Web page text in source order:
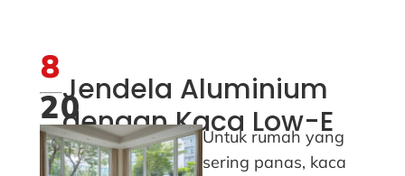
8
20Jendela Aluminium
dengan Kaca Low-E
Untuk rumah yang
sering panas, kaca